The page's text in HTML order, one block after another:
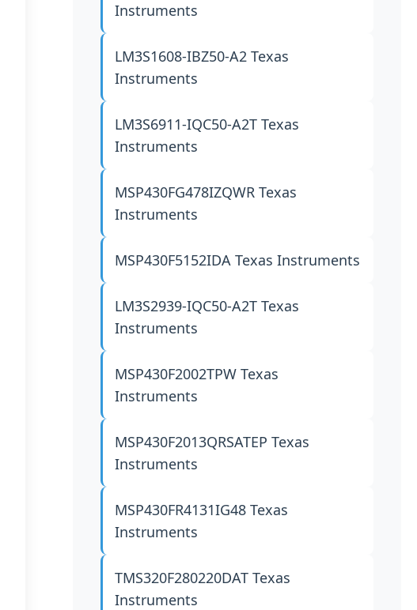
Instruments
LM3S1608-IBZ50-A2Texas
Instruments
LM3S6911-IQC50-A2TTexas
Instruments
MSP430FG478IZQWRTexas
Instruments
MSP430F5152IDATexas Instruments
LM3S2939-IQC50-A2TTexas
Instruments
MSP430F2002TPWTexas
Instruments
MSP430F2013QRSATEPTexas
Instruments
MSP430FR4131IG48Texas
Instruments
TMS320F280220DATTexas
Instruments